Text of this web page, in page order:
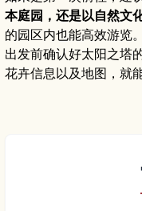
本庭园，还是以自然文
的园区内也能高效游览。
出发前确认好太阳之塔
花卉信息以及地图，就